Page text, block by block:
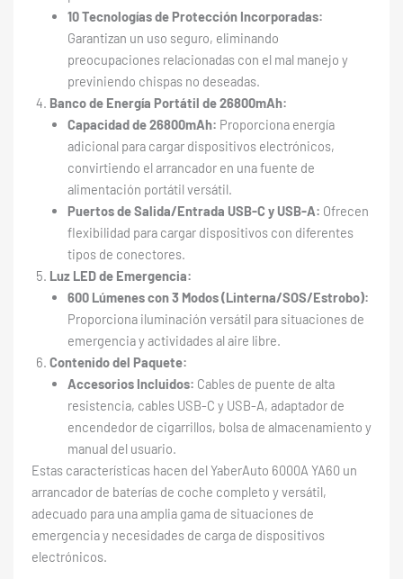
10 Tecnologías de Protección Incorporadas:
Garantizan un uso seguro, eliminando
preocupaciones relacionadas con el mal manejo y
previniendo chispas no deseadas.
Banco de Energía Portátil de 26800mAh:
Capacidad de 26800mAh: Proporciona energía
adicional para cargar dispositivos electrónicos,
convirtiendo el arrancador en una fuente de
alimentación portátil versátil.
Puertos de Salida/Entrada USB-C y USB-A: Ofrecen
flexibilidad para cargar dispositivos con diferentes
tipos de conectores.
Luz LED de Emergencia:
600 Lúmenes con 3 Modos (Linterna/SOS/Estrobo):
Proporciona iluminación versátil para situaciones de
emergencia y actividades al aire libre.
Contenido del Paquete:
Accesorios Incluidos: Cables de puente de alta
resistencia, cables USB-C y USB-A, adaptador de
encendedor de cigarrillos, bolsa de almacenamiento y
manual del usuario.
Estas características hacen del YaberAuto 6000A ‎YA60 un
arrancador de baterías de coche completo y versátil,
adecuado para una amplia gama de situaciones de
emergencia y necesidades de carga de dispositivos
electrónicos.